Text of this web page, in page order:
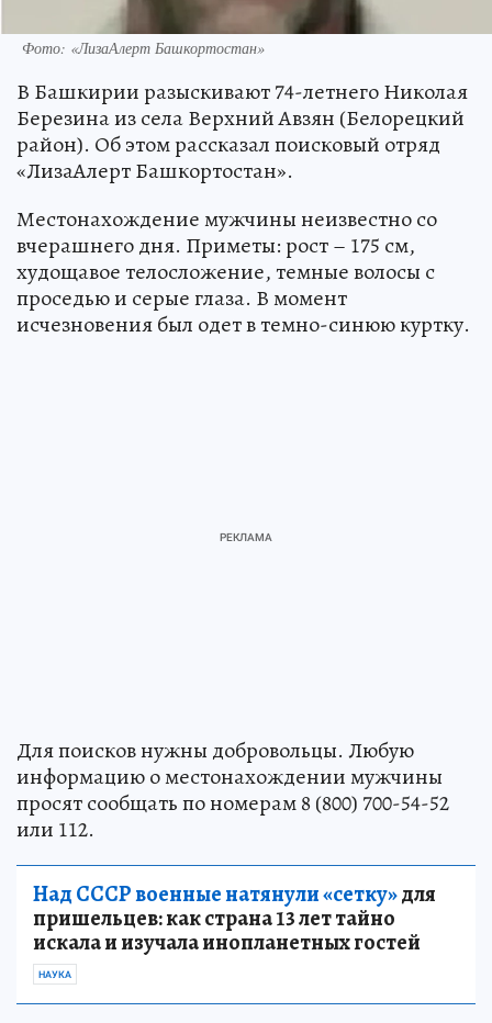
Фото: «ЛизаАлерт Башкортостан»
В Башкирии разыскивают 74-летнего Николая
Березина из села Верхний Авзян (Белорецкий
район). Об этом рассказал поисковый отряд
«ЛизаАлерт Башкортостан».
Местонахождение мужчины неизвестно со
вчерашнего дня. Приметы: рост – 175 см,
худощавое телосложение, темные волосы с
проседью и серые глаза. В момент
исчезновения был одет в темно-синюю куртку.
Для поисков нужны добровольцы. Любую
информацию о местонахождении мужчины
просят сообщать по номерам 8 (800) 700-54-52
или 112.
Над СССР военные натянули «сетку»для
пришельцев: как страна 13 лет тайно
искала и изучала инопланетных гостей
НАУКА